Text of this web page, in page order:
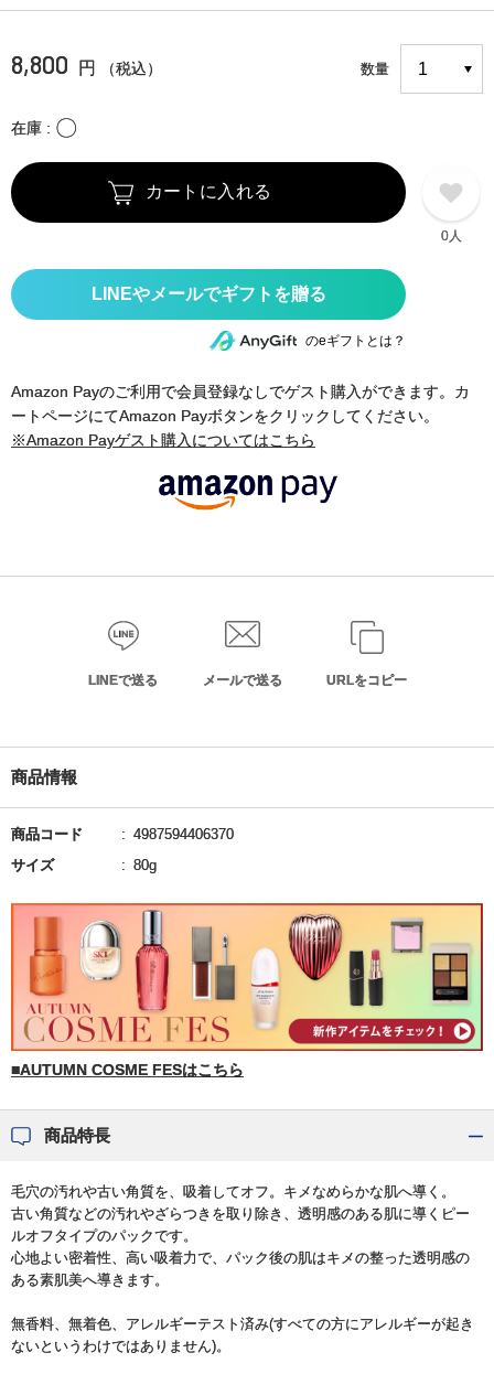
8,800 円 （税込） 数量
在庫 〇
カートに入れる
0人
のeギフトとは？
Amazon Payのご利用で会員登録なしでゲスト購入ができます。カ
ートページにてAmazon Payボタンをクリックしてください。
※Amazon Payゲスト購入についてはこちら
LINEで送る メールで送る URLをコピー
商品情報
商品コード
4987594406370
サイズ
80g
■AUTUMN COSME FESはこちら
商品特長
毛穴の汚れや古い角質を、吸着してオフ。キメなめらかな肌へ導く。
古い角質などの汚れやざらつきを取り除き、透明感のある肌に導くピー
ルオフタイプのパックです。
心地よい密着性、高い吸着力で、パック後の肌はキメの整った透明感の
ある素肌美へ導きます。
無香料、無着色、アレルギーテスト済み(すべての方にアレルギーが起き
ないというわけではありません)。